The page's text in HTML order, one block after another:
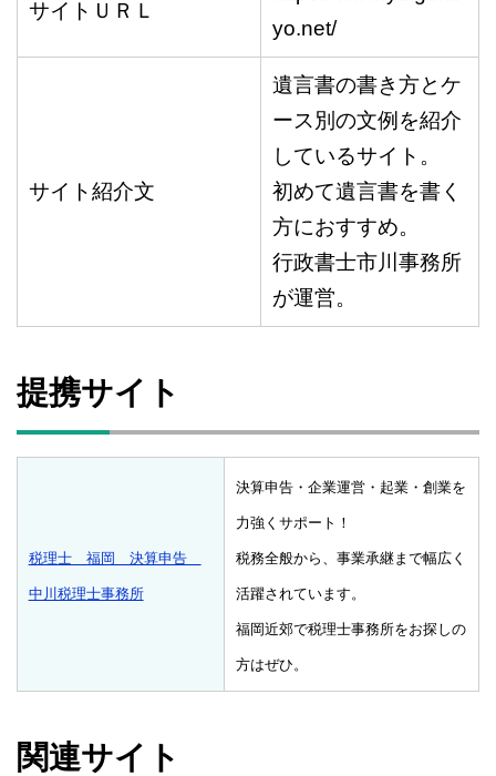
サイトＵＲＬ
yo.net/
サイト紹介文
遺言書の書き方とケ
ース別の文例を紹介
しているサイト。
初めて遺言書を書く
方におすすめ。
行政書士市川事務所
が運営。
提携サイト
税理士 福岡 決算申告
中川税理士事務所
決算申告・企業運営・起業・創業を
力強くサポート！
税務全般から、事業承継まで幅広く
活躍されています。
福岡近郊で税理士事務所をお探しの
方はぜひ。
関連サイト